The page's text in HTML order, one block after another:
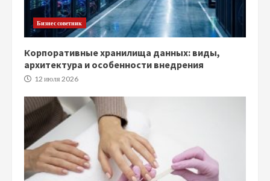
Бизнес советник
Корпоративные хранилища данных: виды,
архитектура и особенности внедрения
12 июля 2026